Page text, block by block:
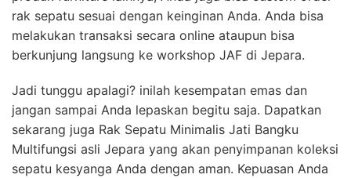
rak sepatu sesuai dengan keinginan Anda. Anda bisa
melakukan transaksi secara online ataupun bisa
berkunjung langsung ke workshop JAF di Jepara.
Jadi tunggu apalagi? inilah kesempatan emas dan
jangan sampai Anda lepaskan begitu saja. Dapatkan
sekarang juga Rak Sepatu Minimalis Jati Bangku
Multifungsi asli Jepara yang akan penyimpanan koleksi
sepatu kesyanga Anda dengan aman. Kepuasan Anda